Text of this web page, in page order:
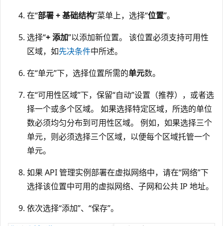
在“部署 + 基础结构”菜单上，选择“位置”。
选择“+ 添加”以添加新位置。 该位置必须支持可用性
区域，如先决条件中所述。
在“单元”下，选择位置所需的单元数。
在“可用性区域”下，保留“自动”设置（推荐），或者选
择一个或多个区域。 如果选择特定区域，所选的单位
数必须均匀分布到可用性区域。 例如，如果选择三个
单元，则必须选择三个区域，以便每个区域托管一个
单元。
如果 API 管理实例部署在虚拟网络中，请在“网络”下
选择该位置中可用的虚拟网络、子网和公共 IP 地址。
依次选择“添加”、“保存”。